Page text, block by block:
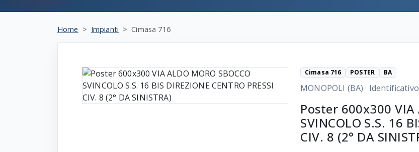
Home Impianti Cimasa 716
Cimasa 716 POSTER BA
MONOPOLI (BA) ·
Poster 600x300 VIA
SVINCOLO S.S. 16
CIV. 8 (2° DA